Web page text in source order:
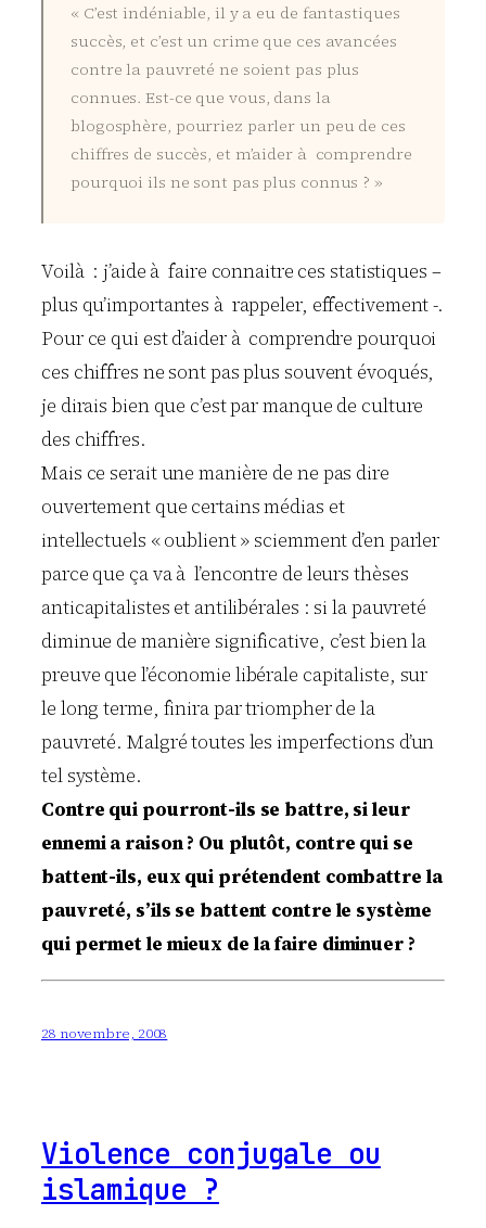
« C’est indéniable, il y a eu de fantastiques
succès, et c’est un crime que ces avancées
contre la pauvreté ne soient pas plus
connues. Est-ce que vous, dans la
blogosphère, pourriez parler un peu de ces
chiffres de succès, et m’aider à comprendre
pourquoi ils ne sont pas plus connus ? »
Voilà : j’aide à faire connaitre ces statistiques –
plus qu’importantes à rappeler, effectivement -.
Pour ce qui est d’aider à comprendre pourquoi
ces chiffres ne sont pas plus souvent évoqués,
je dirais bien que c’est par manque de culture
des chiffres.
Mais ce serait une manière de ne pas dire
ouvertement que certains médias et
intellectuels « oublient » sciemment d’en parler
parce que ça va à l’encontre de leurs thèses
anticapitalistes et antilibérales : si la pauvreté
diminue de manière significative, c’est bien la
preuve que l’économie libérale capitaliste, sur
le long terme, finira par triompher de la
pauvreté. Malgré toutes les imperfections d’un
tel système.
Contre qui pourront-ils se battre, si leur
ennemi a raison ? Ou plutôt, contre qui se
battent-ils, eux qui prétendent combattre la
pauvreté, s’ils se battent contre le système
qui permet le mieux de la faire diminuer ?
28 novembre, 2008
Violence conjugale ou
islamique ?